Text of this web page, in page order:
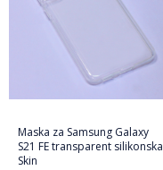
Maska za Samsung Galaxy
S21 FE transparent silikonska
Skin